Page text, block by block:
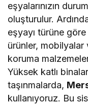
eşyalarınızın
oluşturulur.
eşyayı türüne
ürünler,
koruma
Yüksek katlı
taşınmalarda,
kullanıyoruz. Bu